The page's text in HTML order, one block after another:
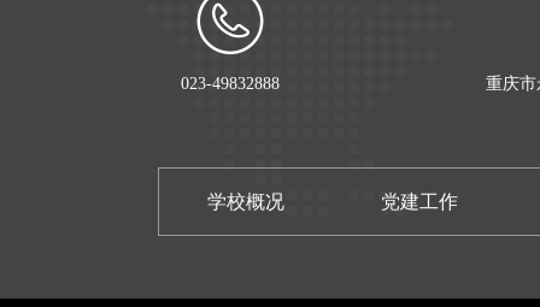
023-49832888 重庆市
学校概况 党建工作